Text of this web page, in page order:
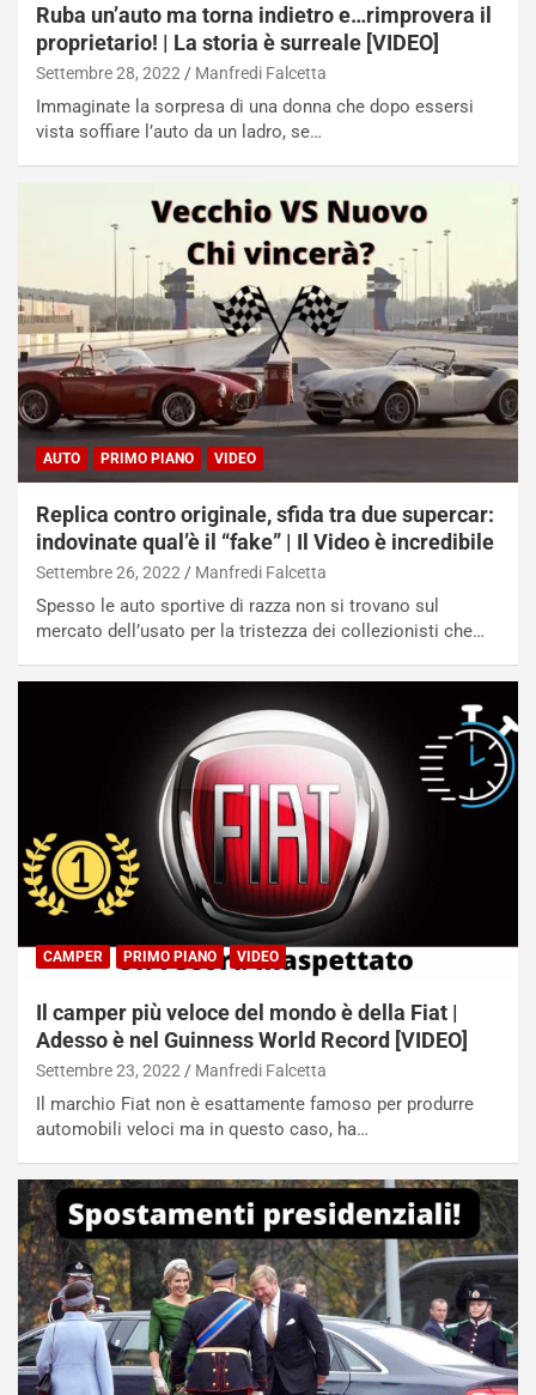
Ruba un’auto ma torna indietro e…rimprovera il
proprietario! | La storia è surreale [VIDEO]
Settembre 28, 2022 Manfredi Falcetta
Immaginate la sorpresa di una donna che dopo essersi
vista soffiare l’auto da un ladro, se…
AUTO PRIMO PIANO VIDEO
Replica contro originale, sfida tra due supercar:
indovinate qual’è il “fake” | Il Video è incredibile
Settembre 26, 2022 Manfredi Falcetta
Spesso le auto sportive di razza non si trovano sul
mercato dell’usato per la tristezza dei collezionisti che…
CAMPER PRIMO PIANO VIDEO
Il camper più veloce del mondo è della Fiat |
Adesso è nel Guinness World Record [VIDEO]
Settembre 23, 2022 Manfredi Falcetta
Il marchio Fiat non è esattamente famoso per produrre
automobili veloci ma in questo caso, ha…